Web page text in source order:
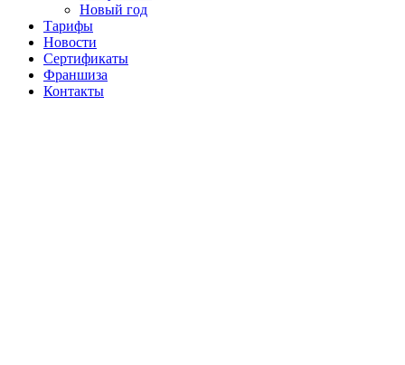
Новый год
Тарифы
Новости
Сертификаты
Франшиза
Контакты